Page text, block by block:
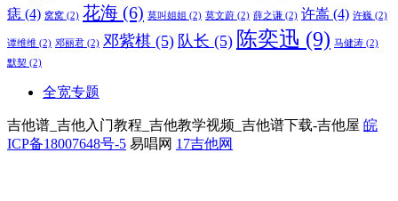
痣 (4) 窝窝 (2) 花海 (6) 莫叫姐姐 (2) 莫文蔚 (2) 薛之谦 (2) 许嵩 (4) 许巍 (2)
谭维维 (2) 邓丽君 (2) 邓紫棋 (5) 队长 (5) 陈奕迅 (9) 马健涛 (2)
默契 (2)
全宽专题
吉他谱_吉他入门教程_吉他教学视频_吉他谱下载-吉他屋 皖
ICP备18007648号-5 易唱网 17吉他网